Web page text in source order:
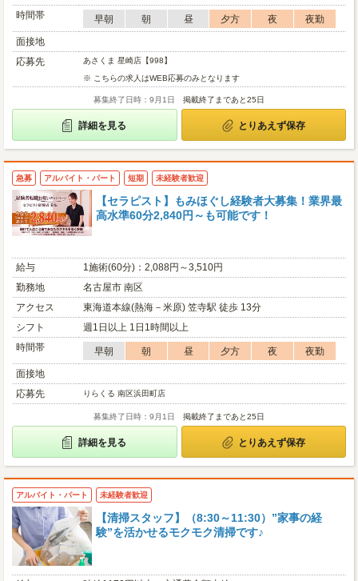
時間帯
早朝 朝 昼 夕方 夜
夜勤
面接地
応募先
あさくま 星崎店【998】
※ こちらの求人はWEB応募のみとなります
募集終了日時：9月1日 掲載終了まであと25日
詳細を見る とりあえず保存
急募 アルバイト・パート 短期 未経験者歓迎
【セラピスト】もみほぐし経験者大募集！業界最
高水準60分2,840円～も可能です！
給与
1施術(60分)：2,088円～3,510円
勤務地
名古屋市 南区
アクセス
東海道本線(熱海－米原) 笠寺駅 徒歩 13分
シフト
週1日以上 1日1時間以上
時間帯
早朝 朝 昼 夕方 夜
夜勤
面接地
応募先
りらくる 南区浜田町店
募集終了日時：9月1日 掲載終了まであと25日
詳細を見る とりあえず保存
アルバイト・パート 未経験者歓迎
【清掃スタッフ】（8:30～11:30）”家事の経
験”を活かせるモクモク清掃です♪